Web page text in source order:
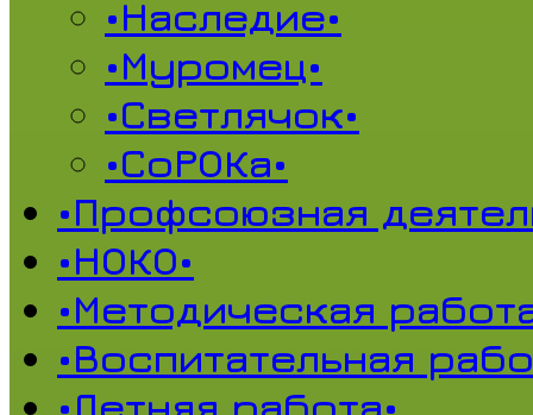
•Наследие•
•Муромец•
•Светлячок•
•СоРОКа•
•Профсоюзная
•НОКО•
•Методическая
•Воспитательная
•Летняя работа•